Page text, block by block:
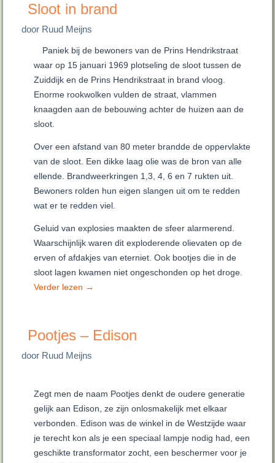
Sloot in brand
door Ruud Meijns
Paniek bij de bewoners van de Prins Hendrikstraat
waar op 15 januari 1969 plotseling de sloot tussen de
Zuiddijk en de Prins Hendrikstraat in brand vloog.
Enorme rookwolken vulden de straat, vlammen
knaagden aan de bebouwing achter de huizen aan de
sloot.
Over een afstand van 80 meter brandde de oppervlakte
van de sloot. Een dikke laag olie was de bron van alle
ellende. Brandweerkringen 1,3, 4, 6 en 7 rukten uit.
Bewoners rolden hun eigen slangen uit om te redden
wat er te redden viel.
Geluid van explosies maakten de sfeer alarmerend.
Waarschijnlijk waren dit exploderende olievaten op de
erven of afdakjes van eterniet. Ook bootjes die in de
sloot lagen kwamen niet ongeschonden op het droge.
Verder lezen →
Pootjes – Edison
door Ruud Meijns
Zegt men de naam Pootjes denkt de oudere generatie
gelijk aan Edison, ze zijn onlosmakelijk met elkaar
verbonden. Edison was de winkel in de Westzijde waar
je terecht kon als je een speciaal lampje nodig had, een
geschikte transformator zocht, een beschermer voor je